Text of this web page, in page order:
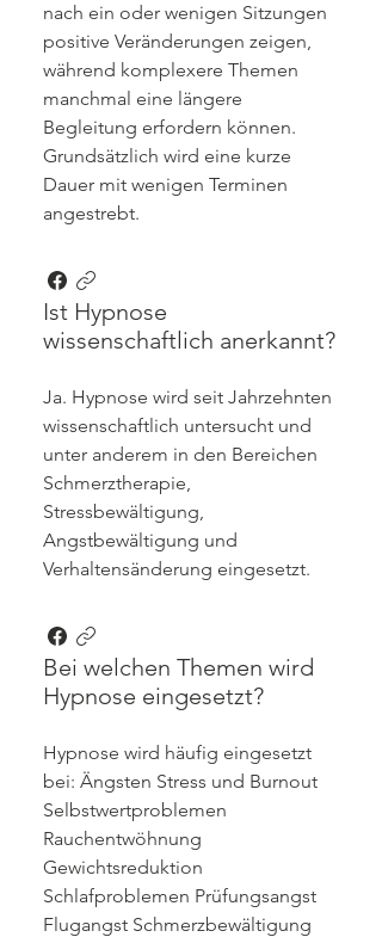
nach ein oder wenigen Sitzungen
positive Veränderungen zeigen,
während komplexere Themen
manchmal eine längere
Begleitung erfordern können.
Grundsätzlich wird eine kurze
Dauer mit wenigen Terminen
angestrebt.
Ist Hypnose
wissenschaftlich anerkannt?
Ja. Hypnose wird seit Jahrzehnten
wissenschaftlich untersucht und
unter anderem in den Bereichen
Schmerztherapie,
Stressbewältigung,
Angstbewältigung und
Verhaltensänderung eingesetzt.
Bei welchen Themen wird
Hypnose eingesetzt?
Hypnose wird häufig eingesetzt
bei: Ängsten Stress und Burnout
Selbstwertproblemen
Rauchentwöhnung
Gewichtsreduktion
Schlafproblemen Prüfungsangst
Flugangst Schmerzbewältigung